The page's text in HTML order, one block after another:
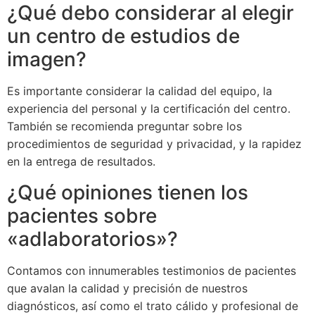
¿Qué debo considerar al elegir
un centro de estudios de
imagen?
Es importante considerar la calidad del equipo, la
experiencia del personal y la certificación del centro.
También se recomienda preguntar sobre los
procedimientos de seguridad y privacidad, y la rapidez
en la entrega de resultados.
¿Qué opiniones tienen los
pacientes sobre
«adlaboratorios»?
Contamos con innumerables testimonios de pacientes
que avalan la calidad y precisión de nuestros
diagnósticos, así como el trato cálido y profesional de